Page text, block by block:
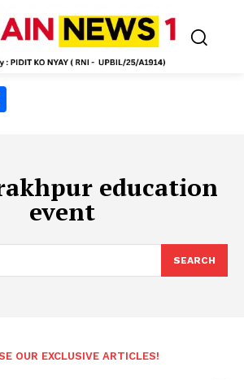
education
event
SEARCH
OUR EXCLUSIVE ARTICLES!